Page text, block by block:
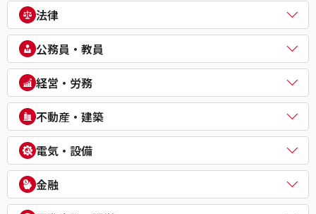
公認会計士
税理士
簿記検定（日商・全経上級）
ビジネス会計検定®
建設業経理士検定
IPO実務検定
財務報告実務検定
経理・財務スキル検定（FASS）
簿記チャンピオン大会
法律
司法書士
行政書士
弁理士
通関士
ビジネス実務法務検定試験®
知的財産管理技能検定®
公務員・教員
公務員（地方上級・市役所・国家一般職）
理系公務員（技術職）
公務員（心理系）
警察官・消防官
公務員（国家総合職）
公務員（外交官 (外務省専門職)）
公務員（経験者採用・氷河期採用）
教員採用試験
教員資格認定試験
経営・労務
社会保険労務士
衛生管理者
中小企業診断士
ビジネスマネジャー検定試験®
統計検定®/ビジネス数学検定・数学検定・算数検定
企業経営アドバイザー
ＤＸ経営アドバイザー
不動産・建築
不動産鑑定士
宅地建物取引士
建築士
１級建築施工管理技士
マンション管理士／管理業務主任者
電気・設備
電気主任技術者（電験二種／三種）
電気工事士
危険物取扱者
金融
FP（ファイナンシャルプランナー）